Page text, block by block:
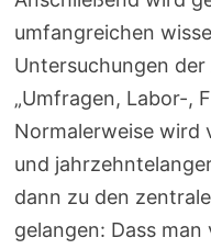
umfangreichen
Untersuchungen
„Umfragen, Labor-,
Normalerweise wird
und
dann zu den
gelangen: Dass